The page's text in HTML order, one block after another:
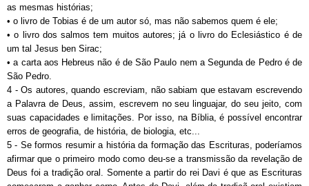
as mesmas histórias;
• o livro de Tobias é de um autor só, mas não sabemos quem é ele;
• o livro dos salmos tem muitos autores; já o livro do Eclesiástico é de
um tal Jesus ben Sirac;
• a carta aos Hebreus não é de São Paulo nem a Segunda de Pedro é de
São Pedro.
4 - Os autores, quando escreviam, não sabiam que estavam escrevendo
a Palavra de Deus, assim, escrevem no seu linguajar, do seu jeito, com
suas capacidades e limitações. Por isso, na Bíblia, é possível encontrar
erros de geografia, de história, de biologia, etc...
5 - Se formos resumir a história da formação das Escrituras, poderíamos
afirmar que o primeiro modo como deu-se a transmissão da revelação de
Deus foi a tradição oral. Somente a partir do rei Davi é que as Escrituras